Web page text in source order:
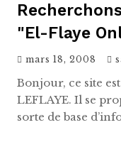
"El-Flaye
mars 18, 2008
Bonjour, ce site
LEFLAYE. Il se
sorte de base